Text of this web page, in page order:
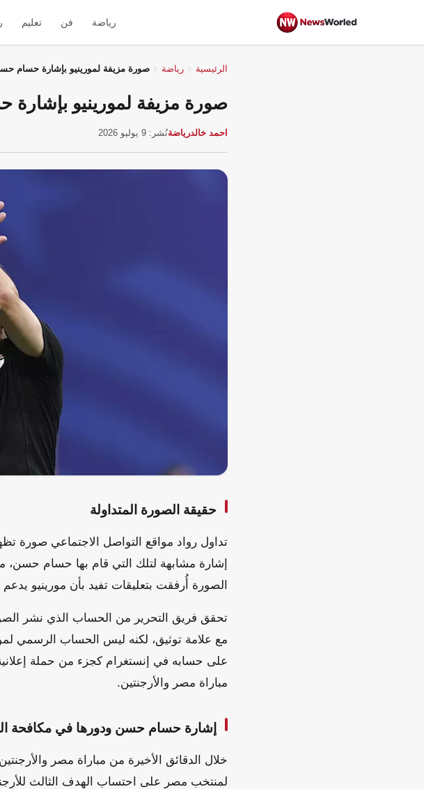
رياضة فن تعليم
الرئيسية رياضة صورة مزيفة لمورينيو بإشارة حسام
صورة مزيفة لمورينيو
احمد خالدرياضةنُشر: 9 يوليو 2026
حقيقة الصورة المتداولة
تداول رواد مواقع التواصل الاجتماعي صورة
الصورة أُرفقت بتعليقات تفيد بأن مورينيو
على حسابه في إنستغرام كجزء من حملة
مباراة مصر والأرجنتين.
إشارة حسام حسن ودورها في مكافحة
لمنتخب مصر على احتساب الهدف الثالث